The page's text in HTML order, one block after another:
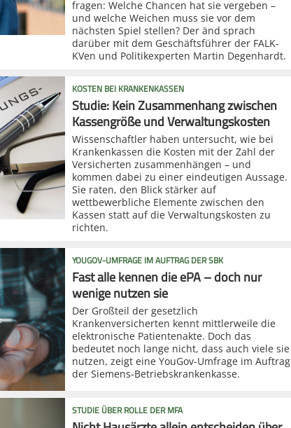
fragen: Welche Chancen hat sie vergeben –
und welche Weichen muss sie vor dem
nächsten Spiel stellen? Der änd sprach
darüber mit dem Geschäftsführer der FALK-
KVen und Politikexperten Martin Degenhardt.
KOSTEN BEI KRANKENKASSEN
Studie: Kein Zusammenhang zwischen
Kassengröße und Verwaltungskosten
Wissenschaftler haben untersucht, wie bei
Krankenkassen die Kosten mit der Zahl der
Versicherten zusammenhängen – und
kommen dabei zu einer eindeutigen Aussage.
Sie raten, den Blick stärker auf
wettbewerbliche Elemente zwischen den
Kassen statt auf die Verwaltungskosten zu
richten.
YOUGOV-UMFRAGE IM AUFTRAG DER SBK
Fast alle kennen die ePA – doch nur
wenige nutzen sie
Der Großteil der gesetzlich
Krankenversicherten kennt mittlerweile die
elektronische Patientenakte. Doch das
bedeutet noch lange nicht, dass auch viele sie
nutzen, zeigt eine YouGov-Umfrage im Auftrag
der Siemens-Betriebskrankenkasse.
STUDIE ÜBER ROLLE DER MFA